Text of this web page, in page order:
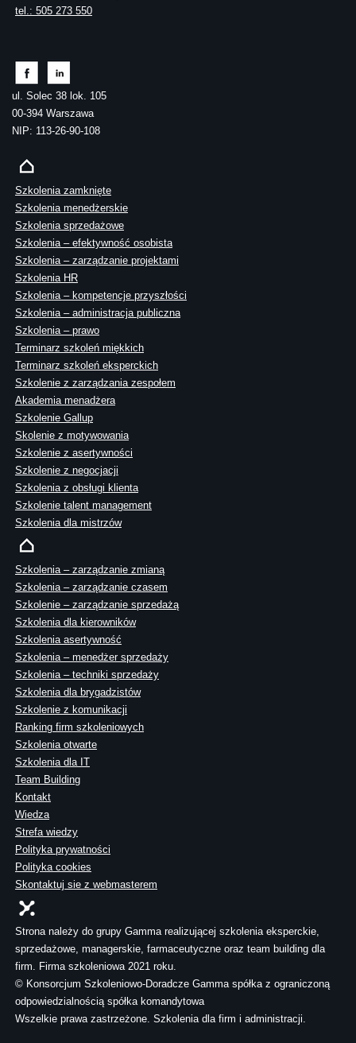
tel.: 505 273 550
ul. Solec 38 lok. 105
00-394 Warszawa
NIP: 113-26-90-108
Szkolenia zamknięte
Szkolenia menedżerskie
Szkolenia sprzedażowe
Szkolenia – efektywność osobista
Szkolenia – zarządzanie projektami
Szkolenia HR
Szkolenia – kompetencje przyszłości
Szkolenia – administracja publiczna
Szkolenia – prawo
Terminarz szkoleń miękkich
Terminarz szkoleń eksperckich
Szkolenie z zarządzania zespołem
Akademia menadżera
Szkolenie Gallup
Skolenie z motywowania
Szkolenie z asertywności
Szkolenie z negocjacji
Szkolenia z obsługi klienta
Szkolenie talent management
Szkolenia dla mistrzów
Szkolenia – zarządzanie zmianą
Szkolenia – zarządzanie czasem
Szkolenie – zarządzanie sprzedażą
Szkolenia dla kierowników
Szkolenia asertywność
Szkolenia – menedżer sprzedaży
Szkolenia – techniki sprzedaży
Szkolenia dla brygadzistów
Szkolenie z komunikacji
Ranking firm szkoleniowych
Szkolenia otwarte
Szkolenia dla IT
Team Building
Kontakt
Wiedza
Strefa wiedzy
Polityka prywatności
Polityka cookies
Skontaktuj sie z webmasterem
Strona należy do grupy Gamma realizującej szkolenia eksperckie,
sprzedażowe, managerskie, farmaceutyczne oraz team building dla
firm. Firma szkoleniowa 2021 roku.
© Konsorcjum Szkoleniowo-Doradcze Gamma spółka z ograniczoną
odpowiedzialnością spółka komandytowa
Wszelkie prawa zastrzeżone. Szkolenia dla firm i administracji.